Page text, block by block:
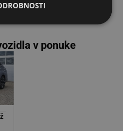
v ponuke